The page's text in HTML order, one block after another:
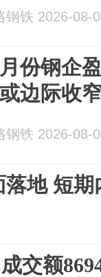
钢铁 2026-08-
份钢企
边际收
钢铁 2026-08-
地 短
交额